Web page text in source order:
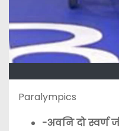
Paralympics
-अवनि दो स्वर्ण